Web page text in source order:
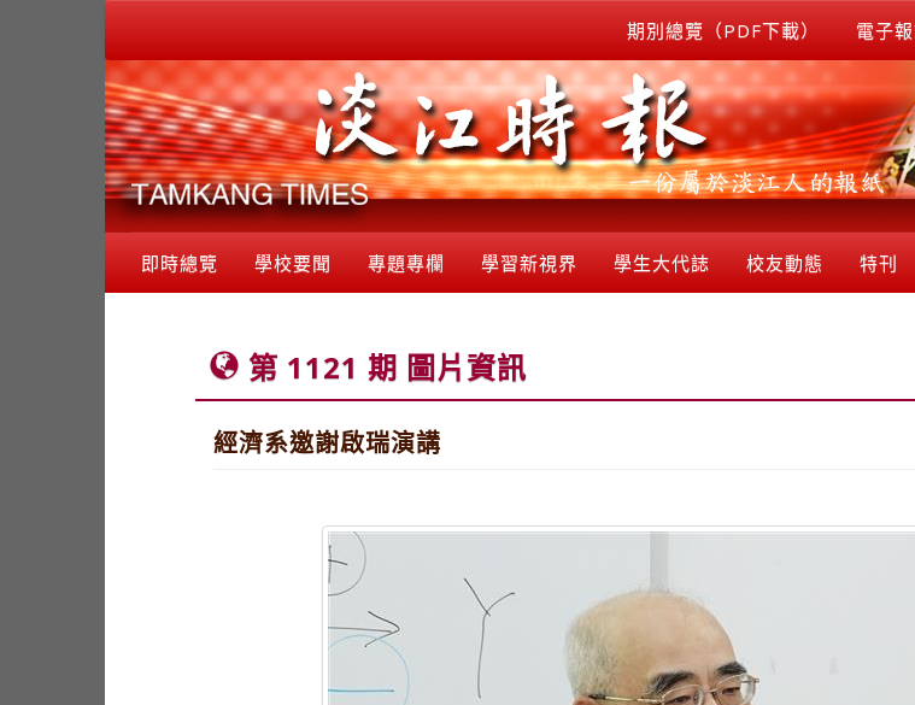
期別總覽（PDF下載） 電子
即時總覽 學校要聞 專題專欄 學習新視界 學生大代誌 校友動態 特刊
第 1121 期 圖片資訊
經濟系邀謝啟瑞演講